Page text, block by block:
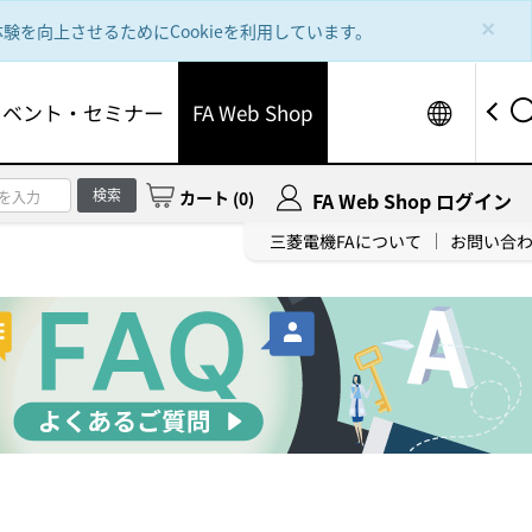
×
を向上させるためにCookieを利用しています。
ント・セミナー FA Web Shop
三菱電機FAについて お問い合
検索 カート (0) FA Web Shop ログイン